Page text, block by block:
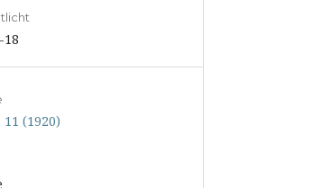
18
11 (1920)